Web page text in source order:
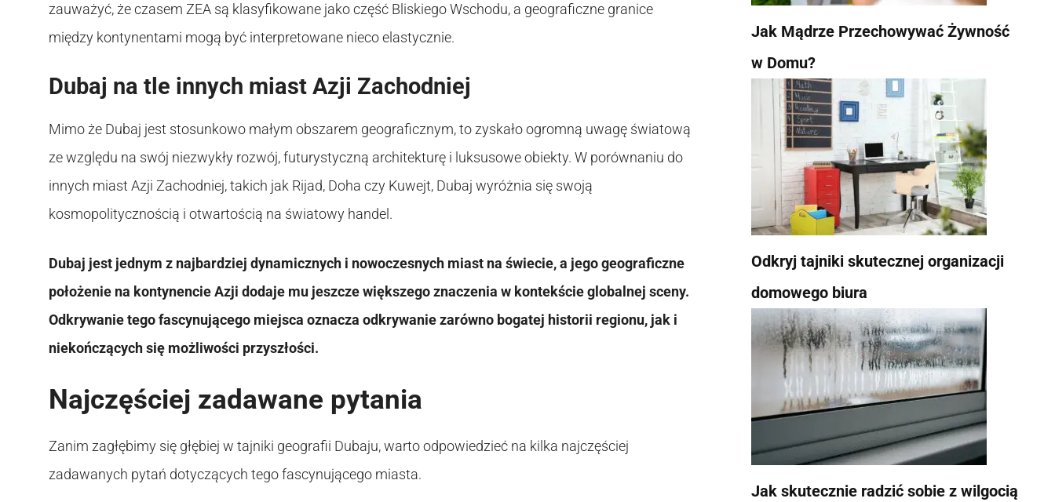
zauważyć, że czasem ZEA są klasyfikowane jako część Bliskiego Wschodu, a geograficzne granice
między kontynentami mogą być interpretowane nieco elastycznie.
Dubaj na tle innych miast Azji Zachodniej
Mimo że Dubaj jest stosunkowo małym obszarem geograficznym, to zyskało ogromną uwagę światową
ze względu na swój niezwykły rozwój, futurystyczną architekturę i luksusowe obiekty. W porównaniu do
innych miast Azji Zachodniej, takich jak Rijad, Doha czy Kuwejt, Dubaj wyróżnia się swoją
kosmopolitycznością i otwartością na światowy handel.
Dubaj jest jednym z najbardziej dynamicznych i nowoczesnych miast na świecie, a jego geograficzne
położenie na kontynencie Azji dodaje mu jeszcze większego znaczenia w kontekście globalnej sceny.
Odkrywanie tego fascynującego miejsca oznacza odkrywanie zarówno bogatej historii regionu, jak i
niekończących się możliwości przyszłości.
Najczęściej zadawane pytania
Zanim zagłębimy się głębiej w tajniki geografii Dubaju, warto odpowiedzieć na kilka najczęściej
zadawanych pytań dotyczących tego fascynującego miasta.
Jak Mądrze Przechowywać Żywność
w Domu?
Odkryj tajniki skutecznej organizacji
domowego biura
Jak skutecznie radzić sobie z wilgocią